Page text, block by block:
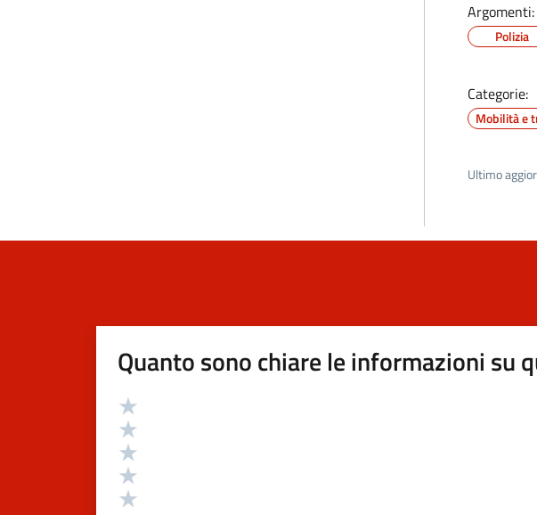
Argomenti:
Polizia
Categorie:
Mobilità e
Ultimo
Quanto sono chiare le informazioni su
Valutazione